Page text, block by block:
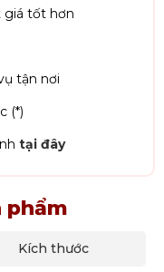
giá tốt hơn
tận nơi
(*)
tại đây
phẩm
Kích thước